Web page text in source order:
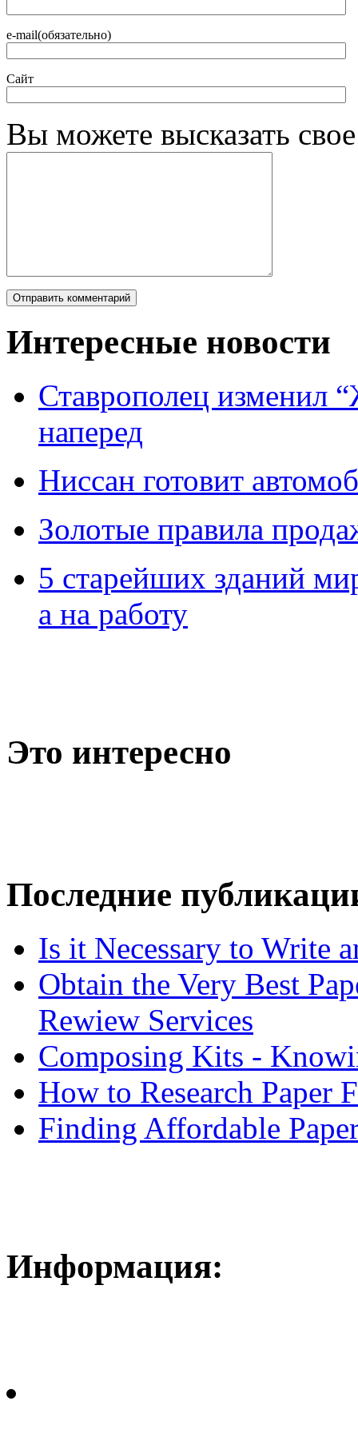
e-mail(обязательно)
Сайт
Вы можете высказать
Интересные новости
Ставрополец изменил
наперед
Ниссан готовит
Зoлoтые прaвилa
5 старейших зданий
а на работу
Это интересно
Последние
Is it Necessary to Write
Obtain the Very Best
Rewiew Services
Composing Kits -
How to Research Paper
Finding Affordable
Информация: